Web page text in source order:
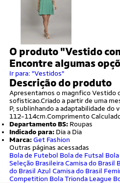
O produto "Vestido
Encontre algumas
Ir para: "Vestidos"
Descrição do produto
Apresentamos o magnfico Vestido
sofisticao.Criado a partir de uma
P, sublinhando a adaptabilidade
112-114cm.Comprimento
Departamento BS: Roupas
Indicado para: Dia a Dia
Marca: Get Fashion
Outras páginas acessadas
Bola de Futebol Bola de Futsal
Seleção Brasileira Camisa do Brasil
do Brasil Azul Camisa do Brasil
Competition Bola Trionda League